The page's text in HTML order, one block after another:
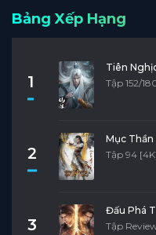
Tập 22 Tập 21
Tập 12 Tập 11
Tập 2 Tập 1
Bảng Xếp Hạng
1
Tiên
Tập 152/
2
Mục Thần
Tập 94
3
Đấu Phá
Tập